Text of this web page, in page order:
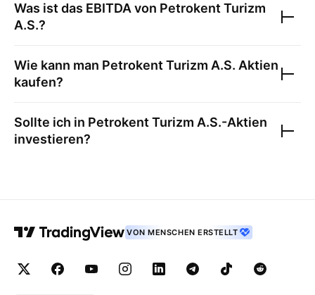
Was ist das EBITDA von Petrokent Turizm
A.S.?
Wie kann man Petrokent Turizm A.S. Aktien
kaufen?
Sollte ich in Petrokent Turizm A.S.-Aktien
investieren?
VON MENSCHEN ERSTELLT